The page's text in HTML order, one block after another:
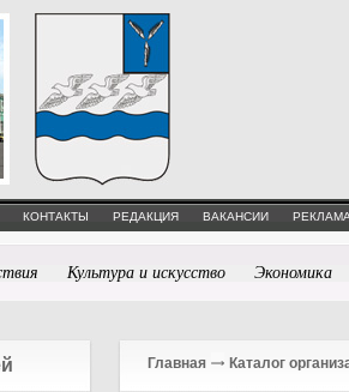
КОНТАКТЫ РЕДАКЦИЯ ВАКАНСИИ
Культура и искусство Экономика
Главная Каталог